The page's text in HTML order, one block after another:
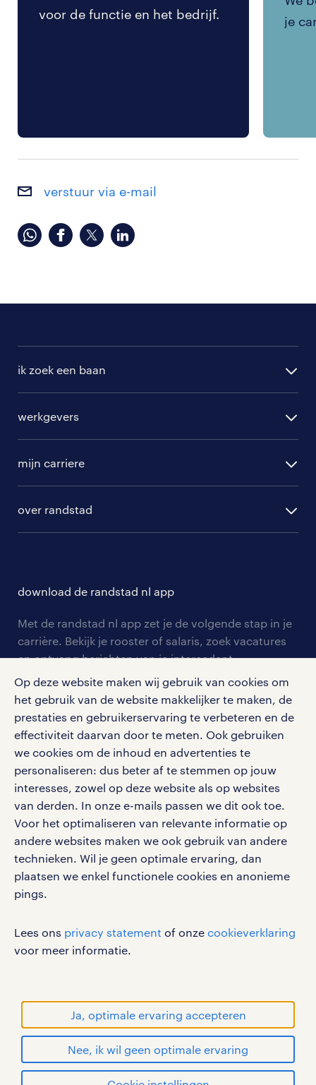
Op deze website maken wij gebruik van cookies om
het gebruik van de website makkelijker te maken, de
prestaties en gebruikerservaring te verbeteren en de
effectiviteit daarvan door te meten. Ook gebruiken
we cookies om de inhoud en advertenties te
personaliseren: dus beter af te stemmen op jouw
interesses, zowel op deze website als op websites
van derden. In onze e-mails passen we dit ook toe.
Voor het optimaliseren van relevante informatie op
andere websites maken we ook gebruik van andere
technieken. Wil je geen optimale ervaring, dan
plaatsen we enkel functionele cookies en anonieme
pings.
Lees ons privacy statement of onze cookieverklaring
voor meer informatie.
Ja, optimale ervaring accepteren
Nee, ik wil geen optimale ervaring
solliciteren
voor de functie en het bedrijf.
je
verstuur via e-mail
ik zoek een baan
randstad professional
randstad digital
werkgevers
hr-diensten
branches
tarieven
personeel gezocht
aanmelden nieuwsbrief
mijn carriere
solliciteren
blogs en artikelen
bruto-netto calculator
over randstad
onze vestigingen
pers
klachten en misstanden
download de randstad nl app
Met de randstad nl app zet je de volgende stap in je
carrière. Bekijk je rooster of salaris, zoek vacatures
en ontvang berichten van je intercedent.
Eenvoudig, snel en overal.
apple app store
google play store
social media
Volg ons voor de leukste content omtrent
vacatures, solliciteren en inspiratie.
gebruikersvoorwaarden
sitemap
RANDSTAD, HUMAN FORWARD en SHAPING THE
WORLD OF WORK zijn geregistreerde